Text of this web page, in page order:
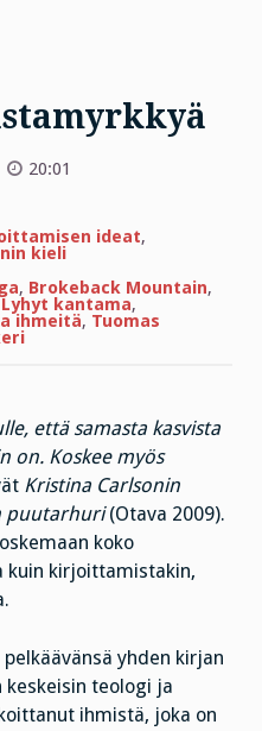
20:01
ideat,
kieli
, Brokeback Mountain,
Lyhyt kantama,
ihmeitä, Tuomas
että samasta kasvista
on. Koskee myös
Kristina Carlsonin
puutarhuri(Otava 2009).
koko
kuin kirjoittamistakin,
pelkäävänsä yhden kirjan
keskeisin teologi ja
ihmistä, joka on